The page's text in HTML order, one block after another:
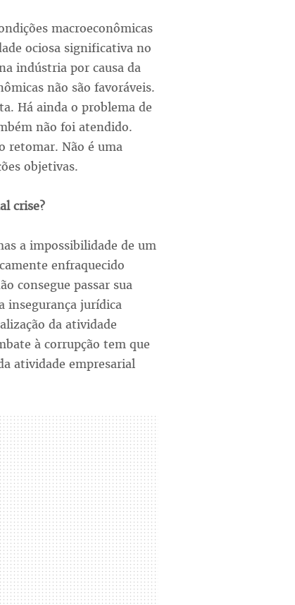
macroeconômicas
ociosa significativa no
indústria por causa da
não são favoráveis.
Há ainda o problema de
não foi atendido.
retomar. Não é uma
objetivas.
crise?
a impossibilidade de um
enfraquecido
consegue passar sua
insegurança jurídica
da atividade
à corrupção tem que
atividade empresarial